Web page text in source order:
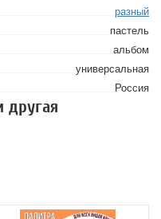
разный
пастель
альбом
универсальная
Россия
другая